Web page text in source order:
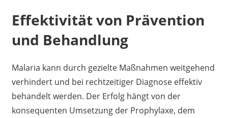
Effektivität von Prävention
und Behandlung
Malaria kann durch gezielte Maßnahmen weitgehend
verhindert und bei rechtzeitiger Diagnose effektiv
behandelt werden. Der Erfolg hängt von der
konsequenten Umsetzung der Prophylaxe, dem